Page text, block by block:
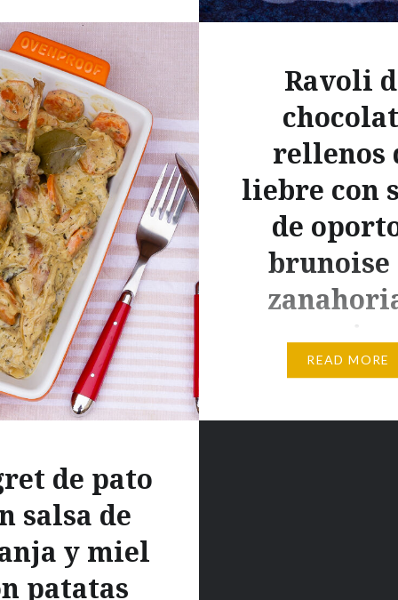
100 g de crème
Lavamos
Ravoli
rellenos
liebre con
de
brunoise
apio
Origen La pasta fresca
READ MORE
de pato
salsa de
y miel
patatas